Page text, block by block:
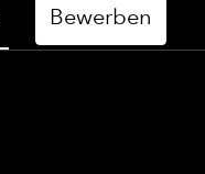
Bewerben